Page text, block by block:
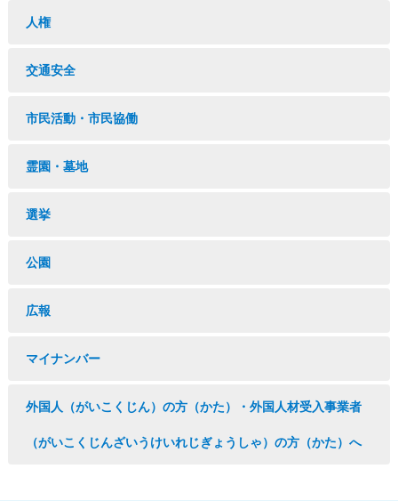
人権
交通安全
市民活動・市民協働
霊園・墓地
選挙
公園
広報
マイナンバー
外国人（がいこくじん）の方（かた）・外国人材受入事業者
（がいこくじんざいうけいれじぎょうしゃ）の方（かた）へ